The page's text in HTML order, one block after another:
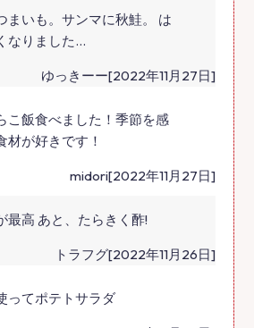
まいも。サンマに秋鮭。 は
なりました…
ゆっきーー[2022年11月27日]
こ飯食べました！季節を感
材が好きです！
midori[2022年11月27日]
最高 あと、たらきく酢!
トラフグ[2022年11月26日]
ってポテトサラダ